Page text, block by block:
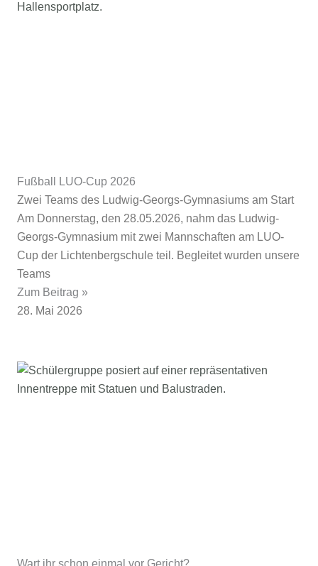
Fußball LUO-Cup 2026
Zwei Teams des Ludwig-Georgs-Gymnasiums am Start
Am Donnerstag, den 28.05.2026, nahm das Ludwig-
Georgs-Gymnasium mit zwei Mannschaften am LUO-
Cup der Lichtenbergschule teil. Begleitet wurden unsere
Teams
Zum Beitrag »
28. Mai 2026